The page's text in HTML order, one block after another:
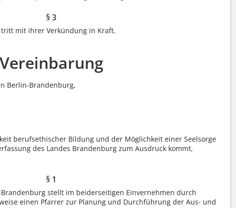
§ 3
mit ihrer Verkündung in Kraft.
Vereinbarung
Berlin-Brandenburg,
berufsethischer Bildung und der Möglichkeit einer Seelsorge
des Landes Brandenburg zum Ausdruck kommt,
§ 1
stellt im beiderseitigen Einvernehmen durch
einen Pfarrer zur Planung und Durchführung der Aus- und